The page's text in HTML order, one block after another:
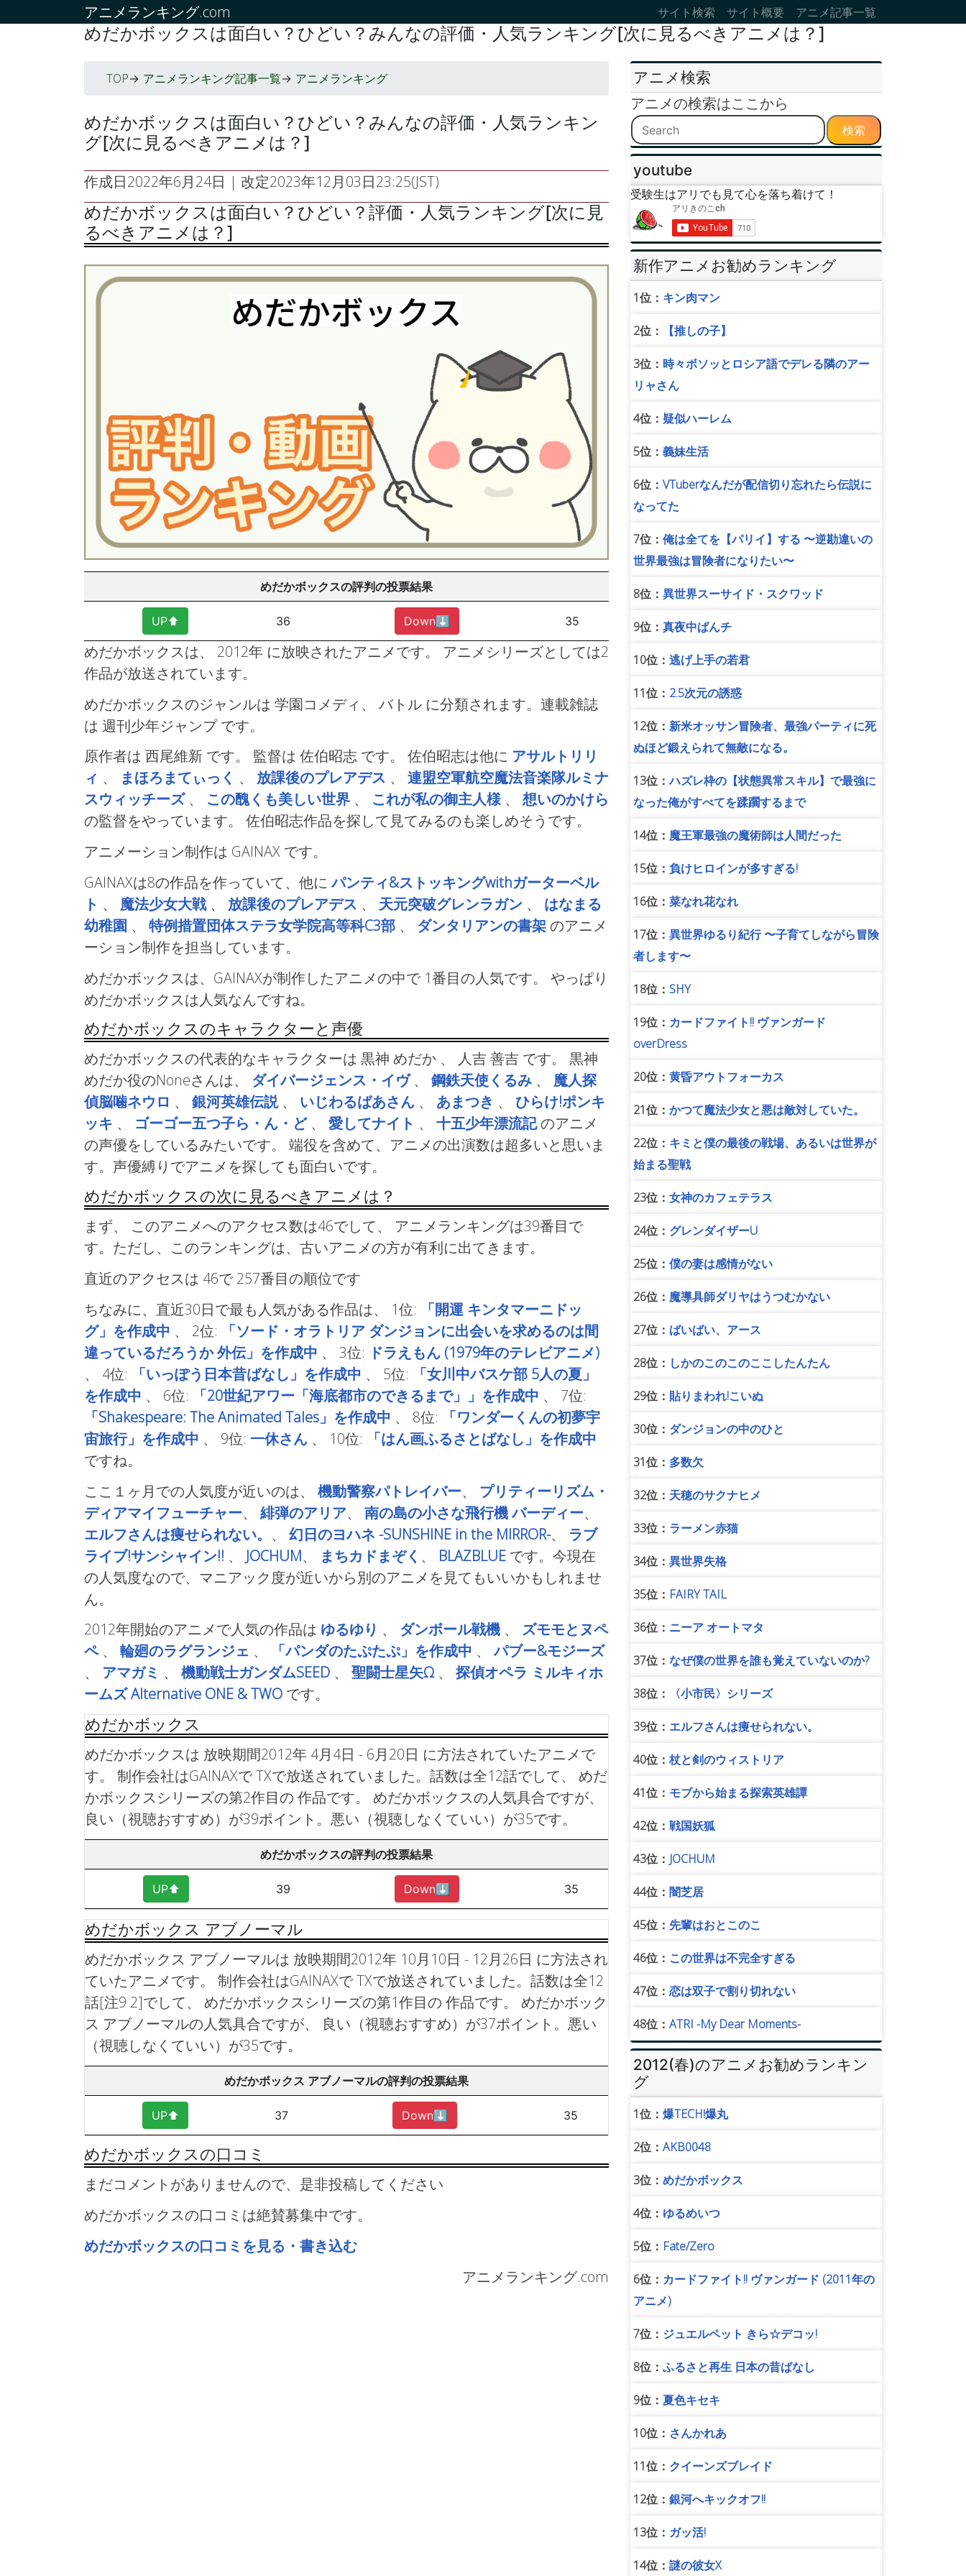
アニメランキング.com サイト検索 サイト概要 アニメ記事一覧
めだかボックスは面白い？ひどい？みんなの評価・人気ランキング[次に見るべきアニメは？]
TOP-> アニメランキング記事一覧-> アニメランキング
めだかボックスは面白い？ひどい？みんなの評価・人気ランキン
グ[次に見るべきアニメは？]
作成日2022年6月24日 | 改定2023年12月03日23:25(JST)
めだかボックスは面白い？ひどい？評価・人気ランキング[次に見
るべきアニメは？]
めだかボックスの評判の投票結果
UP⬆︎ 36 Down⬇︎ 35
めだかボックスは、 2012年 に放映されたアニメです。 アニメシリーズとしては2
作品が放送されています。
めだかボックスのジャンルは 学園コメディ、 バトル に分類されます。連載雑誌
は 週刊少年ジャンプです。
原作者は 西尾維新 です。 監督は 佐伯昭志 です。 佐伯昭志は他に アサルトリリ
ィ 、 まほろまてぃっく 、 放課後のプレアデス 、 連盟空軍航空魔法音楽隊ルミナ
スウィッチーズ、 この醜くも美しい世界 、 これが私の御主人様、 想いのかけら
の監督をやっています。 佐伯昭志作品を探して見てみるのも楽しめそうです。
アニメーション制作は GAINAX です。
GAINAXは8の作品を作っていて、他にパンティ&ストッキングwithガーターベル
ト 、 魔法少女大戦、 放課後のプレアデス 、 天元突破グレンラガン 、 はなまる
幼稚園 、 特例措置団体ステラ女学院高等科C3部 、 ダンタリアンの書架のアニメ
ーション制作を担当しています。
めだかボックスは、GAINAXが制作したアニメの中で 1番目の人気です。 やっぱり
めだかボックスは人気なんですね。
めだかボックスのキャラクターと声優
めだかボックスの代表的なキャラクターは 黒神 めだか 、 人吉 善吉 です。 黒神
めだか役のNoneさんは、 ダイバージェンス・イヴ、 鋼鉄天使くるみ 、 魔人探
偵脳噛ネウロ 、 銀河英雄伝説、 いじわるばあさん 、 あまつき 、 ひらけ!ポンキ
ッキ 、 ゴーゴー五つ子ら・ん・ど、 愛してナイト 、 十五少年漂流記のアニメ
の声優をしているみたいです。 端役を含めて、アニメの出演数は超多いと思いま
す。声優縛りでアニメを探しても面白いです。
めだかボックスの次に見るべきアニメは？
まず、 このアニメへのアクセス数は46でして、 アニメランキングは39番目で
す。ただし、このランキングは、古いアニメの方が有利に出てきます。
直近のアクセスは 46で257番目の順位です
ちなみに、直近30日で最も人気がある作品は、 1位:
「開運 キンタマーニドッ
グ」を作成中 、 2位:
「ソード・オラトリア ダンジョンに出会いを求めるのは間
違っているだろうか 外伝」を作成中 、 3位: ドラえもん (1979年のテレビアニメ)
、 4位: 「いっぽう日本昔ばなし」を作成中 、 5位:
「女川中バスケ部 5人の夏」
を作成中 、 6位: 「20世紀アワー「海底都市のできるまで」」を作成中 、 7位:
「Shakespeare: The Animated Tales」を作成中 、 8位:
「ワンダーくんの初夢宇
宙旅行」を作成中 、 9位: 一休さん 、 10位:
「はん画ふるさとばなし」を作成中
ですね。
ここ１ヶ月での人気度が近いのは、 機動警察パトレイバー、 プリティーリズム・
ディアマイフューチャー、 緋弾のアリア、 南の島の小さな飛行機 バーディー、
エルフさんは痩せられない。 、 幻日のヨハネ -SUNSHINE in the MIRROR-、 ラブ
ライブ!サンシャイン!! 、 JOCHUM、 まちカドまぞく 、 BLAZBLUE です。今現在
の人気度なので、マニアック度が近いから別のアニメを見てもいいかもしれませ
ん。
2012年開始のアニメで人気の作品は ゆるゆり 、 ダンボール戦機 、 ズモモとヌペ
ペ、 輪廻のラグランジェ 、 「パンダのたぷたぷ」を作成中 、パブー&モジーズ
、 アマガミ 、 機動戦士ガンダムSEED 、 聖闘士星矢Ω、 探偵オペラ ミルキィホ
ームズ Alternative ONE & TWO です。
めだかボックス
めだかボックスは 放映期間2012年 4月4日 - 6月20日 に方法されていたアニメで
す。 制作会社はGAINAXで TXで放送されていました。話数は全12話でして、 めだ
かボックスシリーズの第2作目の 作品です。
めだかボックスの人気具合ですが、
良い（視聴おすすめ）が39ポイント。悪い（視聴しなくていい）が35です。
めだかボックスの評判の投票結果
UP⬆︎ 39 Down⬇︎ 35
めだかボックス アブノーマル
めだかボックス アブノーマルは 放映期間2012年 10月10日 - 12月26日 に方法され
ていたアニメです。 制作会社はGAINAXで TXで放送されていました。話数は全12
話[注9 2]でして、 めだかボックスシリーズの第1作目の 作品です。
めだかボック
ス アブノーマルの人気具合ですが、 良い（視聴おすすめ）が37ポイント。悪い
（視聴しなくていい）が35です。
めだかボックス アブノーマルの評判の投票結果
UP⬆︎ 37 Down⬇︎ 35
めだかボックスの口コミ
まだコメントがありませんので、是非投稿してください
めだかボックスの口コミは絶賛募集中です。
めだかボックスの口コミを見る・書き込む
アニメランキング.com
アニメ検索
アニメの検索はここから
検索
youtube
受験生はアリでも見て心を落ち着けて！
新作アニメお勧めランキング
1位： キン肉マン
2位： 【推しの子】
3位： 時々ボソッとロシア語でデレる隣のアー
リャさん
4位： 疑似ハーレム
5位： 義妹生活
6位： VTuberなんだが配信切り忘れたら伝説に
なってた
7位： 俺は全てを【パリイ】する 〜逆勘違いの
世界最強は冒険者になりたい〜
8位： 異世界スーサイド・スクワッド
9位： 真夜中ぱんチ
10位： 逃げ上手の若君
11位： 2.5次元の誘惑
12位： 新米オッサン冒険者、最強パーティに死
ぬほど鍛えられて無敵になる。
13位：ハズレ枠の【状態異常スキル】で最強に
なった俺がすべてを蹂躙するまで
14位： 魔王軍最強の魔術師は人間だった
15位： 負けヒロインが多すぎる!
16位： 菜なれ花なれ
17位： 異世界ゆるり紀行 〜子育てしながら冒険
者します〜
18位： SHY
19位： カードファイト!! ヴァンガード
overDress
20位： 黄昏アウトフォーカス
21位： かつて魔法少女と悪は敵対していた。
22位： キミと僕の最後の戦場、あるいは世界が
始まる聖戦
23位： 女神のカフェテラス
24位： グレンダイザーU
25位： 僕の妻は感情がない
26位： 魔導具師ダリヤはうつむかない
27位： ばいばい、アース
28位： しかのこのこのここしたんたん
29位： 貼りまわれ!こいぬ
30位： ダンジョンの中のひと
31位： 多数欠
32位： 天穂のサクナヒメ
33位： ラーメン赤猫
34位： 異世界失格
35位： FAIRY TAIL
36位： ニーア オートマタ
37位： なぜ僕の世界を誰も覚えていないのか?
38位： 〈小市民〉シリーズ
39位： エルフさんは痩せられない。
40位： 杖と剣のウィストリア
41位： モブから始まる探索英雄譚
42位： 戦国妖狐
43位： JOCHUM
44位： 闇芝居
45位： 先輩はおとこのこ
46位： この世界は不完全すぎる
47位： 恋は双子で割り切れない
48位： ATRI -My Dear Moments-
2012(春)のアニメお勧めランキン
グ
1位： 爆TECH!爆丸
2位： AKB0048
3位： めだかボックス
4位： ゆるめいつ
5位： Fate/Zero
6位： カードファイト!! ヴァンガード (2011年の
アニメ)
7位： ジュエルペット きら☆デコッ!
8位： ふるさと再生 日本の昔ばなし
9位： 夏色キセキ
10位： さんかれあ
11位： クイーンズブレイド
12位： 銀河へキックオフ!!
13位： ガッ活!
14位： 謎の彼女X